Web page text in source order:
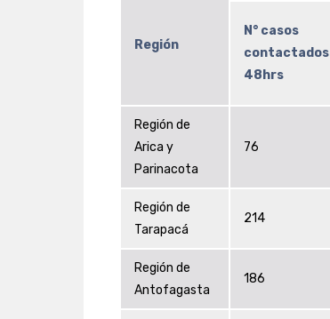
Región
N° casos
contactados
48hrs
Región de
Arica y
Parinacota
76
Región de
Tarapacá
214
Región de
Antofagasta
186